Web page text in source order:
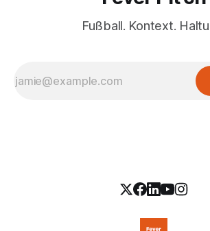
Fußball. Kontext.